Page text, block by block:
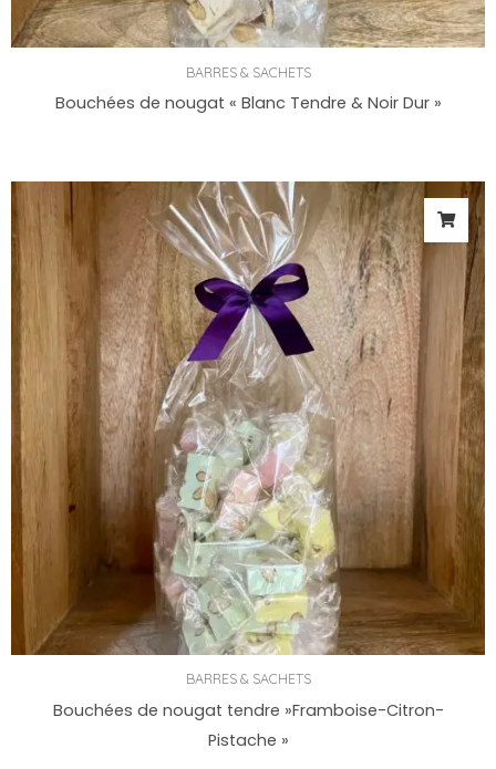
BARRES & SACHETS
Bouchées de nougat « Blanc Tendre & Noir Dur »
BARRES & SACHETS
Bouchées de nougat tendre »Framboise-Citron-
Pistache »